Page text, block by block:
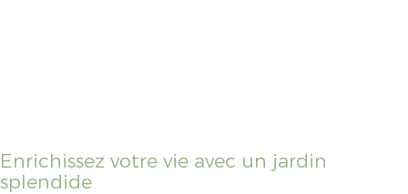
Enrichissez votre vie avec un jardin
splendide